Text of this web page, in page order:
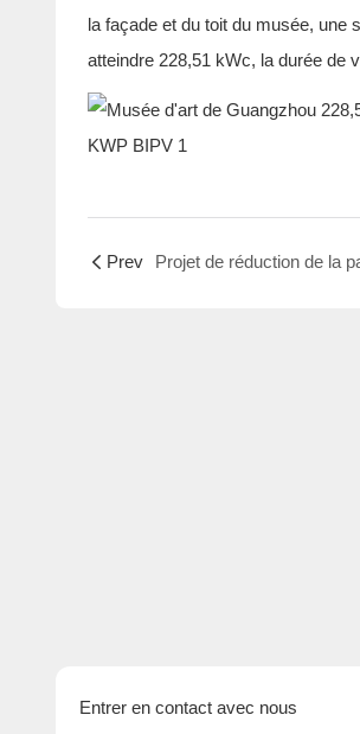
la façade et du toit du musée, une
atteindre 228,51 kWc, la durée de
Prev
Entrer en contact avec nous